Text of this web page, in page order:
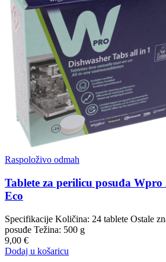
Raspoloživo odmah
Tablete za perilicu posuđa
Eco
Specifikacije Količina: 24 tablete Ostale
posuđe Težina: 500 g
9,00 €
Dodaj u košaricu